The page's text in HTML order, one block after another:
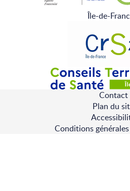
Île-de-
Contact
Plan du
Conditions